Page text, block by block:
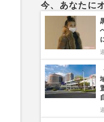
今、あなたに